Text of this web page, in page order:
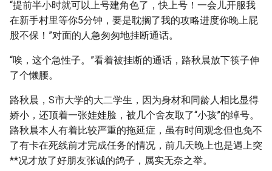
“提前半小时就可以上号建角色了，快上号！一会儿开服我
在新手村里等你5分钟，要是耽搁了我的攻略进度你晚上屁
股不保！”对面的人急匆匆地挂断通话。
“唉，这个急性子。”看着被挂断的通话，路秋晨放下筷子伸
了个懒腰。
路秋晨，S市大学的大二学生，因为身材和同龄人相比显得
娇小，还顶着一张娃娃脸，被几个舍友取了“小孩”的绰号。
路秋晨本人有着比较严重的拖延症，虽有时间观念但也免不
了有卡在死线前才完成任务的情况，前几天晚上也是遇上突
**况才放了好朋友张诚的鸽子，属实无奈之举。